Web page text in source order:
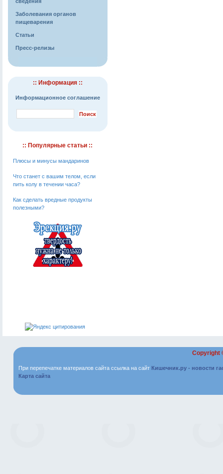
Заболевания органов
пищеварения
Статьи
Пресс-релизы
:: Информация ::
Информационное соглашение
:: Популярные статьи ::
Плюсы и минусы мандаринов
Что станет с вашим телом, если
пить колу в течении часа?
Как сделать вредные продукты
полезными?
Copyright
При перепечатке материалов сайта ссылка на сайт Кишечник.ру - новости
Карта сайта